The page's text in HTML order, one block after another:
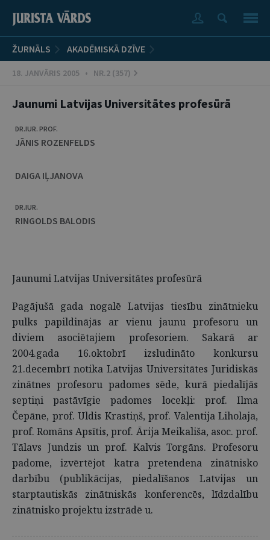
ŽURNĀLS AKADĒMISKĀ DZĪVE
18. JANVĀRIS 2005 • NR.2 (357)
Jaunumi Latvijas Universitātes profesūrā
DR.IUR. PROF.
JĀNIS ROZENFELDS
DAIGA IĻJANOVA
DR.IUR.
RINGOLDS BALODIS
Jaunumi Latvijas Universitātes profesūrā
Pagājušā gada nogalē Latvijas tiesību zinātnieku
pulks papildinājās ar vienu jaunu profesoru un
diviem asociētajiem profesoriem. Sakarā ar
2004.gada 16.oktobrī izsludināto konkursu
21.decembrī notika Latvijas Universitātes Juridiskās
zinātnes profesoru padomes sēde, kurā piedalījās
septiņi pastāvīgie padomes locekļi: prof. Ilma
Čepāne, prof. Uldis Krastiņš, prof. Valentija Liholaja,
prof. Romāns Apsītis, prof. Ārija Meikališa, asoc. prof.
Tālavs Jundzis un prof. Kalvis Torgāns. Profesoru
padome, izvērtējot katra pretendena zinātnisko
darbību (publikācijas, piedalīšanos Latvijas un
starptautiskās zinātniskās konferencēs, līdzdalību
zinātnisko projektu izstrādē u.